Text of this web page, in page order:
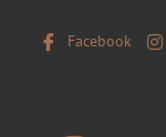
Facebook